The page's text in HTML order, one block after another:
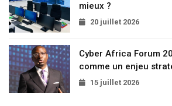
mieux ?
20 juillet 2026
Cyber Africa Forum
comme un enjeu
15 juillet 2026